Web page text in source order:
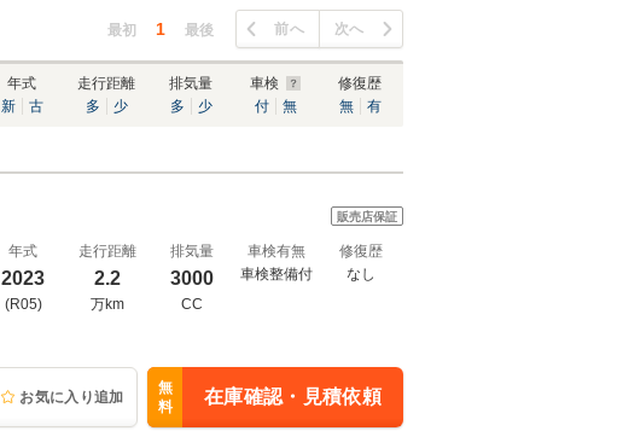
最初 1 最後 前へ 次へ
年式
新
古
走行距離
多
少
排気量
多
少
車検
付
無
修復歴
無
有
販売店保証
年式
2023
(R05)
走行距離
2.2
万km
排気量
3000
CC
車検有無
車検整備付
修復歴
なし
お気に入り追加
無
料
在庫確認・見積依頼